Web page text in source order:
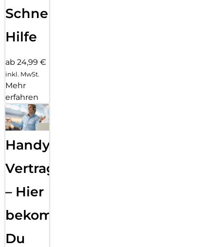
Schnelle
Hilfe
ab 24,99 €
inkl. MwSt.
Mehr
erfahren
Handy
Vertragsabwicklung
– Hier
bekommst
Du